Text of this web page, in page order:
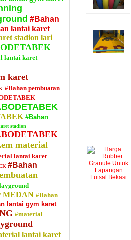
#Bahan
lantai karet
stadion lari
lantai karet
karet
#Bahan pembuatan
#Bahan
stadion
material
lantai karet
#Bahan
MEDAN #Bahan
lantai gym karet
#material
lantai karet